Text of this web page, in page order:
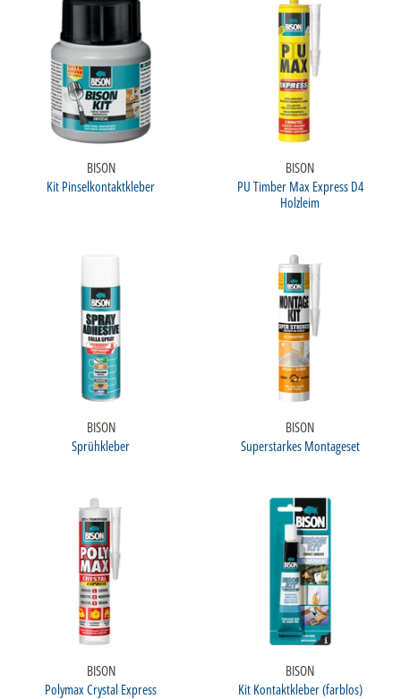
BISON
Kit Pinselkontaktkleber
BISON
PU Timber Max Express D4
Holzleim
BISON
Sprühkleber
BISON
Superstarkes Montageset
BISON
Polymax Crystal Express
BISON
Kit Kontaktkleber (farblos)